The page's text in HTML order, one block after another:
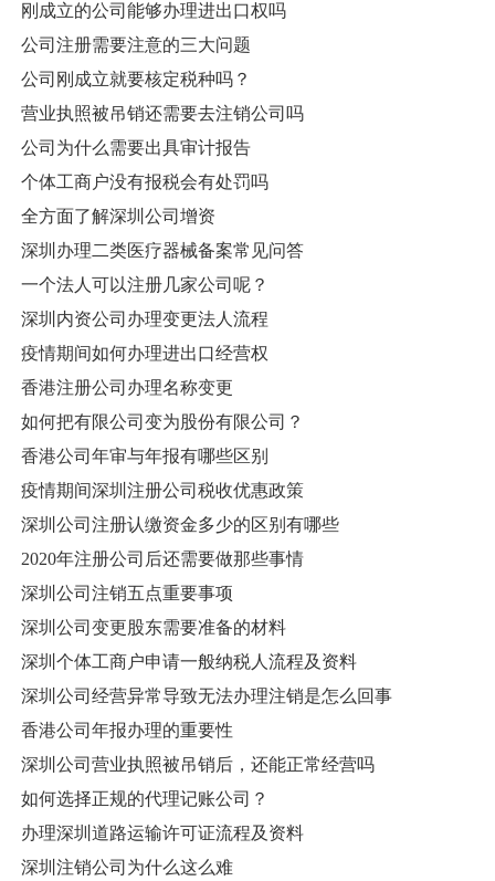
刚成立的公司能够办理进出口权吗
公司注册需要注意的三大问题
公司刚成立就要核定税种吗？
营业执照被吊销还需要去注销公司吗
公司为什么需要出具审计报告
个体工商户没有报税会有处罚吗
全方面了解深圳公司增资
深圳办理二类医疗器械备案常见问答
一个法人可以注册几家公司呢？
深圳内资公司办理变更法人流程
疫情期间如何办理进出口经营权
香港注册公司办理名称变更
如何把有限公司变为股份有限公司？
香港公司年审与年报有哪些区别
疫情期间深圳注册公司税收优惠政策
深圳公司注册认缴资金多少的区别有哪些
2020年注册公司后还需要做那些事情
深圳公司注销五点重要事项
深圳公司变更股东需要准备的材料
深圳个体工商户申请一般纳税人流程及资料
深圳公司经营异常导致无法办理注销是怎么回事
香港公司年报办理的重要性
深圳公司营业执照被吊销后，还能正常经营吗
如何选择正规的代理记账公司？
办理深圳道路运输许可证流程及资料
深圳注销公司为什么这么难